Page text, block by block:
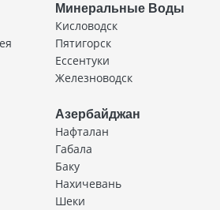
Минеральные Воды
Кисловодск
Пятигорск
Ессентуки
Железноводск
Азербайджан
Нафталан
Габала
Баку
Нахичевань
Шеки